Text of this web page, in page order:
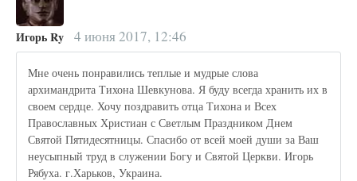
Игорь Ry 4 июня 2017, 12:46
Мне очень понравились теплые и мудрые слова
архимандрита Тихона Шевкунова. Я буду всегда хранить их в
своем сердце. Хочу поздравить отца Тихона и Всех
Православных Христиан с Светлым Праздником Днем
Святой Пятидесятницы. Спасибо от всей моей души за Ваш
неусыпный труд в служении Богу и Святой Церкви. Игорь
Рябуха. г.Харьков, Украина.